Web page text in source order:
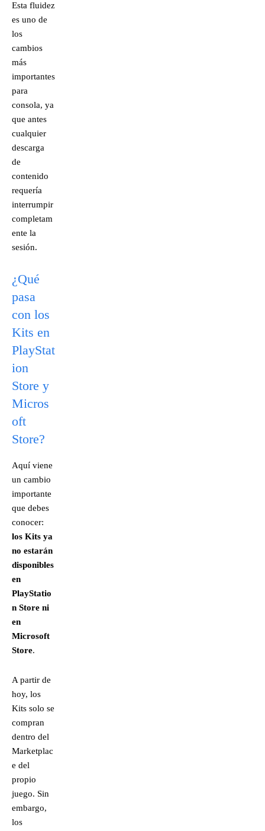
Esta fluidez
es uno de
los
cambios
más
importantes
para
consola, ya
que antes
cualquier
descarga
de
contenido
requería
interrumpir
completam
ente la
sesión.
¿Qué
pasa
con los
Kits en
PlayStat
ion
Store y
Micros
oft
Store?
Aquí viene
un cambio
importante
que debes
conocer:
los Kits ya
no estarán
disponibles
en
PlayStatio
n Store ni
en
Microsoft
Store.
A partir de
hoy, los
Kits solo se
compran
dentro del
Marketplac
e del
propio
juego. Sin
embargo,
los